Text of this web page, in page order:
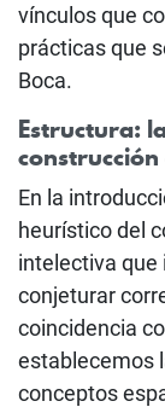
vínculos que
prácticas que
Boca.
Estructura:
En la
heurístico del
intelectiva que
conjeturar
coincidencia
establecemos
conceptos